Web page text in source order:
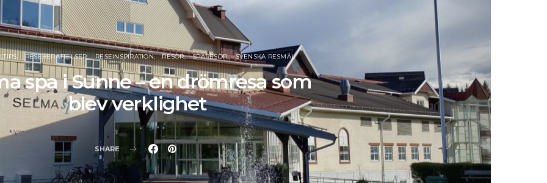
RESEBERÄTTELSER RESEINSPIRATION RESOR SPARESOR SVENSKA RESMÅL
spa i Sunne – en drömresa som
blev verklighet
SHARE